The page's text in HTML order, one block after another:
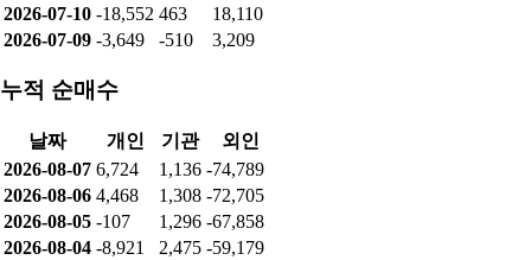
2026-07-10 -18,552 463
18,110
2026-07-09 -3,649 -510 3,209
누적 순매수
날짜 개인 기관
외인
2026-08-07 6,724 1,136 -74,789
2026-08-06 4,468 1,308 -72,705
2026-08-05 -107 1,296 -67,858
2026-08-04 -8,921 2,475 -59,179